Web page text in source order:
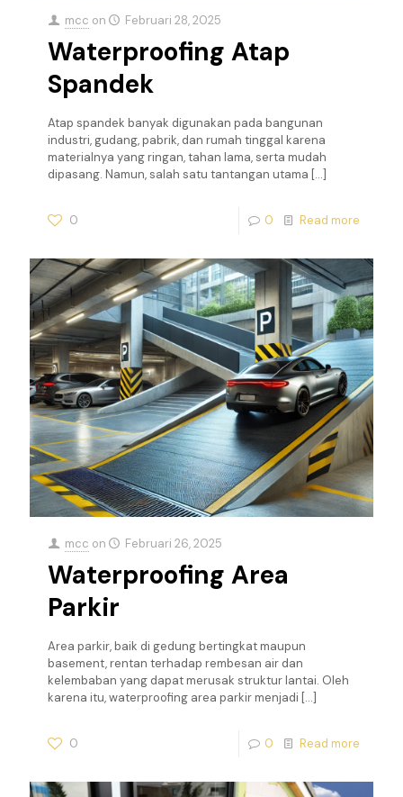
mcc on Februari 28, 2025
Waterproofing Atap
Spandek
Atap spandek banyak digunakan pada bangunan
industri, gudang, pabrik, dan rumah tinggal karena
materialnya yang ringan, tahan lama, serta mudah
dipasang. Namun, salah satu tantangan utama […]
0 0 Read more
mcc on Februari 26, 2025
Waterproofing Area
Parkir
Area parkir, baik di gedung bertingkat maupun
basement, rentan terhadap rembesan air dan
kelembaban yang dapat merusak struktur lantai. Oleh
karena itu, waterproofing area parkir menjadi […]
0 0 Read more